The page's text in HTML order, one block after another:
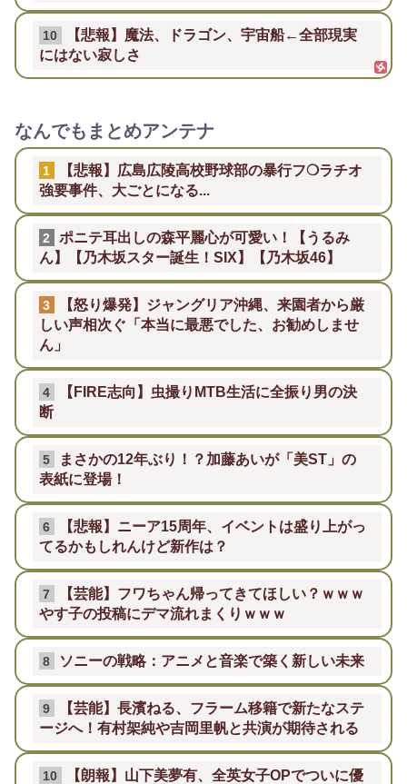
10
【悲報】魔法、ドラゴン、宇宙船←全部現実
にはない寂しさ
なんでもまとめアンテナ
1
【悲報】広島広陵高校野球部の暴行フ❍ラチオ
強要事件、大ごとになる...
2
ポニテ耳出しの森平麗心が可愛い！【うるみ
ん】【乃木坂スター誕生！SIX】【乃木坂46】
3
【怒り爆発】ジャングリア沖縄、来園者から厳
しい声相次ぐ「本当に最悪でした、お勧めしませ
ん」
4
【FIRE志向】虫撮りMTB生活に全振り男の決
断
5
まさかの12年ぶり！？加藤あいが「美ST」の
表紙に登場！
6
【悲報】ニーア15周年、イベントは盛り上がっ
てるかもしれんけど新作は？
7
【芸能】フワちゃん帰ってきてほしい？ｗｗｗ
やす子の投稿にデマ流れまくりｗｗｗ
8 ソニーの戦略：アニメと音楽で築く新しい未来
9
【芸能】長濱ねる、フラーム移籍で新たなステ
ージへ！有村架純や吉岡里帆と共演が期待される
10
【朗報】山下美夢有、全英女子OPでついに優